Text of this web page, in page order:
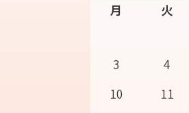
月 火
3
4
10
11